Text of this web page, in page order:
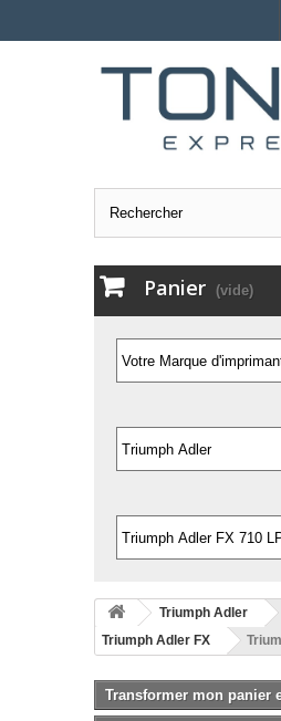
Panier (vide)
Triumph Adler
Triumph Adler FX
Transformer mon panier